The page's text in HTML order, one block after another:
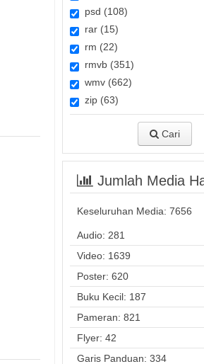
psd (108)
rar (15)
rm (22)
rmvb (351)
wmv (662)
zip (63)
Cari
Jumlah Media
Keseluruhan Media: 7656
Audio: 281
Video: 1639
Poster: 620
Buku Kecil: 187
Pameran: 821
Flyer: 42
Garis Panduan: 334